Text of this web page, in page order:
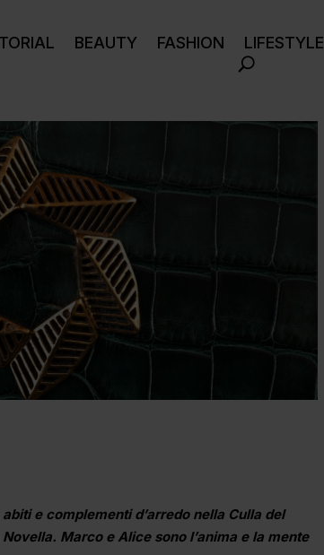
BEAUTY FASHION LIFESTYLE
e complementi d’arredo nella Culla del
Marco e Alice sono l’anima e la mente